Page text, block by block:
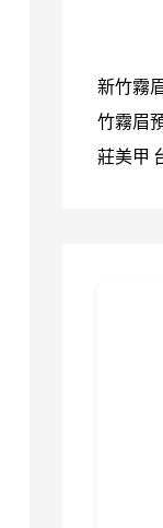
新竹霧
竹霧眉
莊美甲